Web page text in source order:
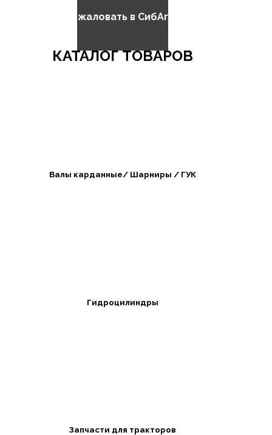
Добро пожаловать в СибАгроБизнес
КАТАЛОГ ТОВАРОВ
Валы карданные/ Шарниры / ГУК
Гидроцилиндры
Запчасти для тракторов